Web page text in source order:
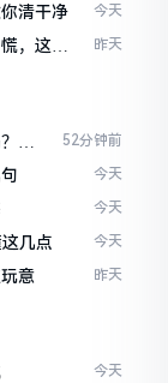
清干净 今天
，这几
昨天
手
52分钟前
今天
今天
几点 今天
意 昨天
今天